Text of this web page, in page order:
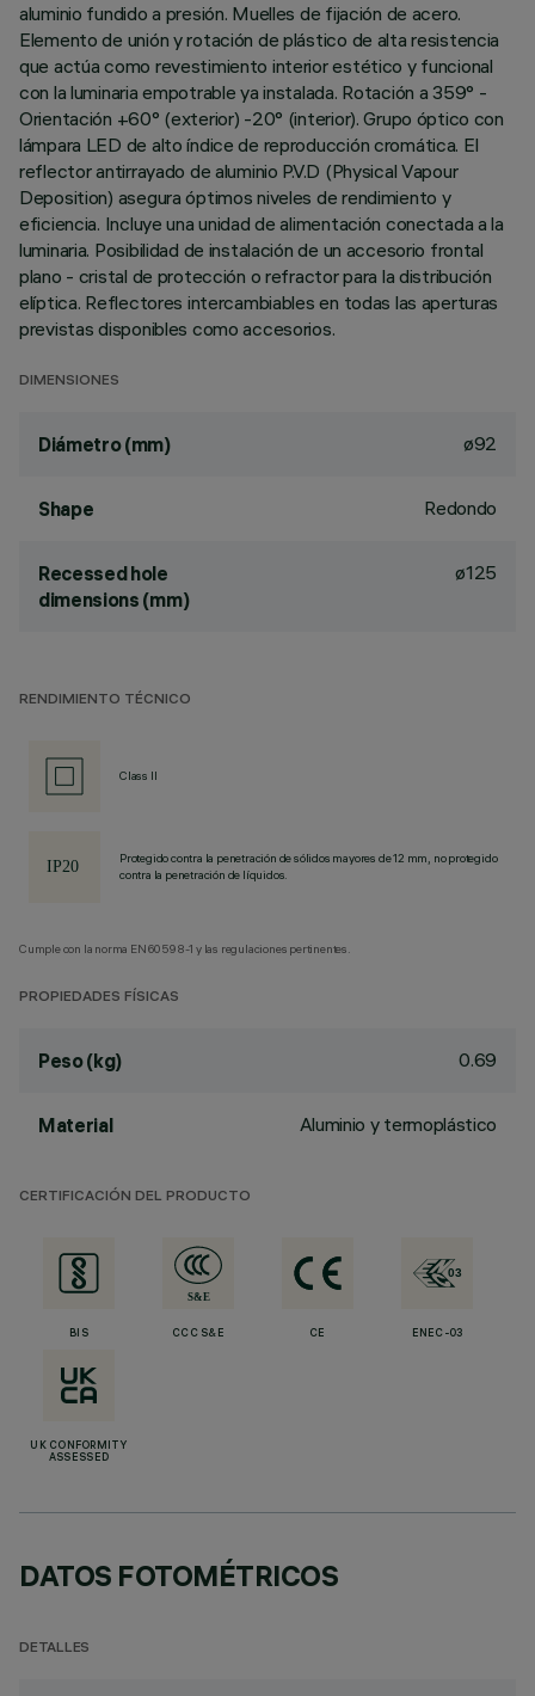
aluminio fundido a presión. Muelles de fijación de acero.
Elemento de unión y rotación de plástico de alta resistencia
que actúa como revestimiento interior estético y funcional
con la luminaria empotrable ya instalada. Rotación a 359° -
Orientación +60° (exterior) -20° (interior). Grupo óptico con
lámpara LED de alto índice de reproducción cromática. El
reflector antirrayado de aluminio P.V.D (Physical Vapour
Deposition) asegura óptimos niveles de rendimiento y
eficiencia. Incluye una unidad de alimentación conectada a la
luminaria. Posibilidad de instalación de un accesorio frontal
plano - cristal de protección o refractor para la distribución
elíptica. Reflectores intercambiables en todas las aperturas
previstas disponibles como accesorios.
DIMENSIONES
Diámetro (mm) ø92
Shape Redondo
Recessed hole
dimensions (mm)
ø125
RENDIMIENTO TÉCNICO
Class II
Protegido contra la penetración de sólidos mayores de 12 mm, no protegido
contra la penetración de líquidos.
Cumple con la norma EN60598-1 y las regulaciones pertinentes.
PROPIEDADES FÍSICAS
Peso (kg) 0.69
Material Aluminio y termoplástico
CERTIFICACIÓN DEL PRODUCTO
BIS CCC S&E CE ENEC-03
UK CONFORMITY
ASSESSED
DATOS FOTOMÉTRICOS
DETALLES